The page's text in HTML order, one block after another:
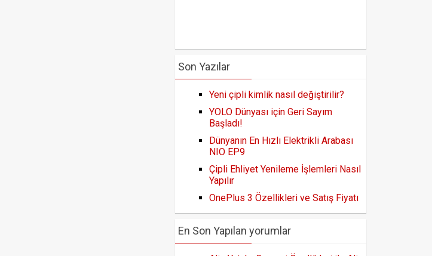
Son Yazılar
Yeni çipli kimlik nasıl değiştirilir?
YOLO Dünyası için Geri Sayım
Başladı!
Dünyanın En Hızlı Elektrikli Arabası
NIO EP9
Çipli Ehliyet Yenileme İşlemleri Nasıl
Yapılır
OnePlus 3 Özellikleri ve Satış Fiyatı
En Son Yapılan yorumlar